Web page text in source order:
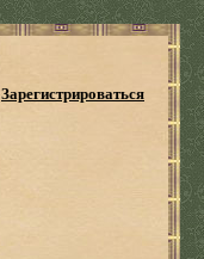
Зарегистрироваться